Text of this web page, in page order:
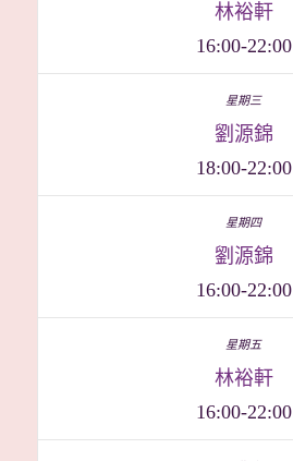
林裕軒
16:00-22:00
劉源錦
18:00-22:00
劉源錦
16:00-22:00
林裕軒
16:00-22:00